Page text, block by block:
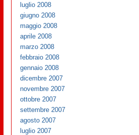
luglio 2008
giugno 2008
maggio 2008
aprile 2008
marzo 2008
febbraio 2008
gennaio 2008
dicembre 2007
novembre 2007
ottobre 2007
settembre 2007
agosto 2007
luglio 2007